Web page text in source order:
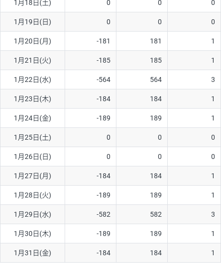
1月18日(土) 0 0 0
1月19日(日) 0 0 0
1月20日(月) -181 181 1
1月21日(火) -185 185 1
1月22日(水) -564 564 3
1月23日(木) -184 184 1
1月24日(金) -189 189 1
1月25日(土) 0 0 0
1月26日(日) 0 0 0
1月27日(月) -184 184 1
1月28日(火) -189 189 1
1月29日(水) -582 582 3
1月30日(木) -189 189 1
1月31日(金) -184 184 1